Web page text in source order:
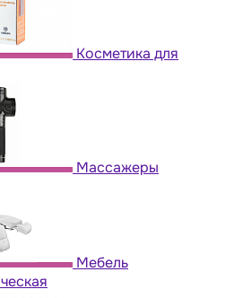
Косметика для
Массажеры
Мебель